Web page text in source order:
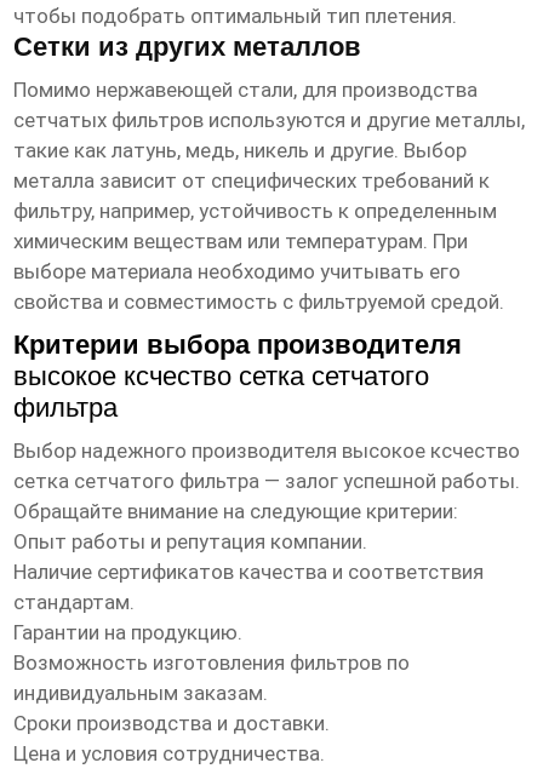
чтобы подобрать оптимальный тип плетения.
Сетки из других металлов
Помимо нержавеющей стали, для производства
сетчатых фильтров используются и другие металлы,
такие как латунь, медь, никель и другие. Выбор
металла зависит от специфических требований к
фильтру, например, устойчивость к определенным
химическим веществам или температурам. При
выборе материала необходимо учитывать его
свойства и совместимость с фильтруемой средой.
Критерии выбора производителя
высокое ксчество сетка сетчатого
фильтра
Выбор надежного производителя высокое ксчество
сетка сетчатого фильтра — залог успешной работы.
Обращайте внимание на следующие критерии:
Опыт работы и репутация компании.
Наличие сертификатов качества и соответствия
стандартам.
Гарантии на продукцию.
Возможность изготовления фильтров по
индивидуальным заказам.
Сроки производства и доставки.
Цена и условия сотрудничества.